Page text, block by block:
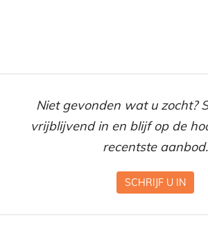
Niet gevonden wat u zocht?
vrijblijvend in en blijf op de
recentste aanbod.
SCHRIJF U IN